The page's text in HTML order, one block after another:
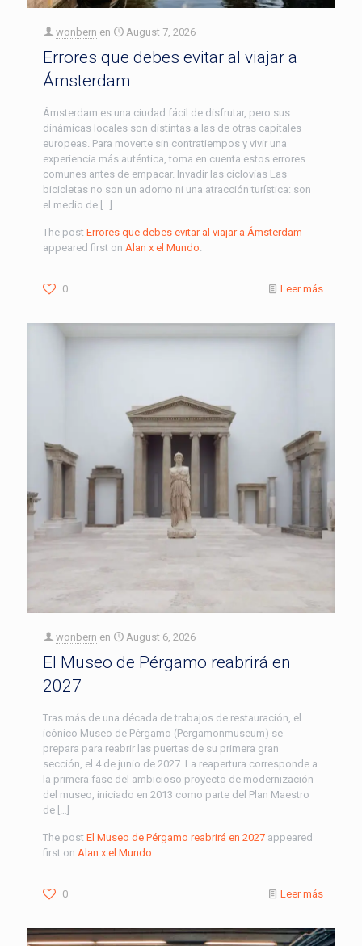
wonbern en August 7, 2026
Errores que debes evitar al viajar a
Ámsterdam
Ámsterdam es una ciudad fácil de disfrutar, pero sus
dinámicas locales son distintas a las de otras capitales
europeas. Para moverte sin contratiempos y vivir una
experiencia más auténtica, toma en cuenta estos errores
comunes antes de empacar. Invadir las ciclovías Las
bicicletas no son un adorno ni una atracción turística: son
el medio de […]
The post Errores que debes evitar al viajar a Ámsterdam
appeared first on Alan x el Mundo.
0 Leer más
wonbern en August 6, 2026
El Museo de Pérgamo reabrirá en
2027
Tras más de una década de trabajos de restauración, el
icónico Museo de Pérgamo (Pergamonmuseum) se
prepara para reabrir las puertas de su primera gran
sección, el 4 de junio de 2027. La reapertura corresponde a
la primera fase del ambicioso proyecto de modernización
del museo, iniciado en 2013 como parte del Plan Maestro
de […]
The post El Museo de Pérgamo reabrirá en 2027 appeared
first on Alan x el Mundo
0 Leer más